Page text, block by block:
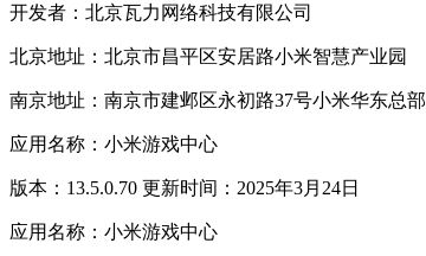
开发者：北京瓦力网络科技有限公司
北京地址：北京市昌平区安居路小米智慧产业园
南京地址：南京市建邺区永初路37号小米华东总部
应用名称：小米游戏中心
版本：13.5.0.70 更新时间：2025年3月24日
应用名称：小米游戏中心